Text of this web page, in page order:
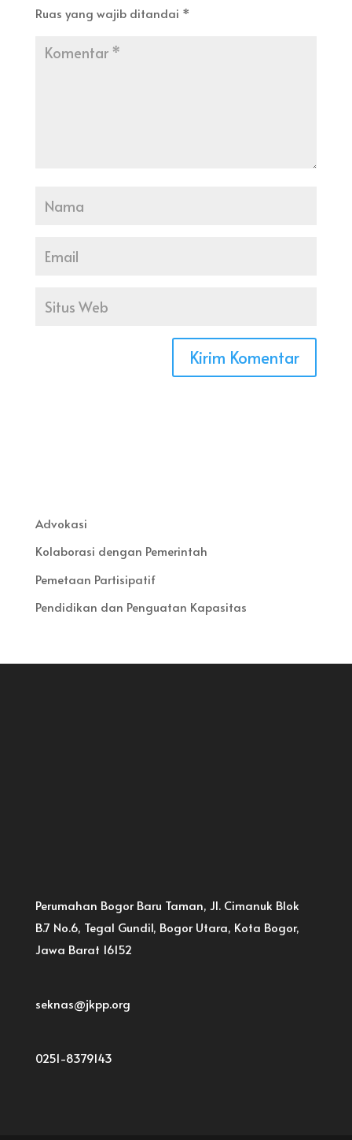
Ruas yang wajib ditandai *
Advokasi
Kolaborasi dengan Pemerintah
Pemetaan Partisipatif
Pendidikan dan Penguatan Kapasitas
Perumahan Bogor Baru Taman, Jl. Cimanuk Blok
B.7 No.6, Tegal Gundil, Bogor Utara, Kota Bogor,
Jawa Barat 16152
seknas@jkpp.org
0251-8379143